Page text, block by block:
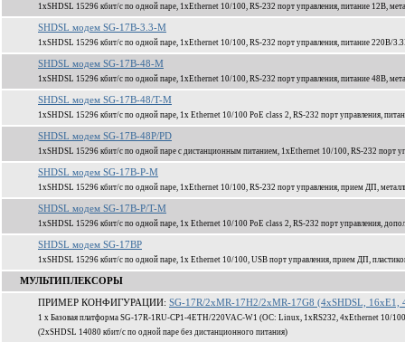
1xSHDSL 15296 кбит/c по одной паре, 1xEthernet 10/100, RS-232 порт управления, питание 12В,
SHDSL модем SG-17B-3.3-M
1xSHDSL 15296 кбит/c по одной паре, 1xEthernet 10/100, RS-232 порт управления, питание 220В/
SHDSL модем SG-17B-48-M
1xSHDSL 15296 кбит/c по одной паре, 1xEthernet 10/100, RS-232 порт управления, питание 48В,
SHDSL модем SG-17B-48/T-M
1xSHDSL 15296 кбит/c по одной паре, 1x Ethernet 10/100 PoE class 2, RS-232 порт управления,
SHDSL модем SG-17B-48P/PD
1xSHDSL 15296 кбит/c по одной паре с дистанционным питанием, 1xEthernet 10/100, RS-232 порт
SHDSL модем SG-17B-P-M
1xSHDSL 15296 кбит/c по одной паре, 1xEthernet 10/100, RS-232 порт управления, прием ДП,
SHDSL модем SG-17B-P/T-M
1xSHDSL 15296 кбит/c по одной паре, 1x Ethernet 10/100 PoE class 2, RS-232 порт управления,
SHDSL модем SG-17BP
1xSHDSL 15296 кбит/c по одной паре, 1x Ethernet 10/100, USB порт управления, прием ДП,
МУЛЬТИПЛЕКСОРЫ
ПРИМЕР КОНФИГУРАЦИИ: SG-17R/2xMR-17H2/2xMR-17G8 (4xSHDSL, 16xE1,
1 x Базовая платформа SG-17R-1RU-CP1-4ETH/220VAC-W1 (ОС: Linux, 1xRS232, 4xEthernet 10/
(2xSHDSL 14080 кбит/c по одной паре без дистанционного питания)